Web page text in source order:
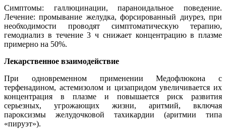
Симптомы: галлюцинации, параноидальное поведение.
Лечение: промывание желудка, форсированный диурез, при
необходимости проводят симптоматическую терапию,
гемодиализ в течение 3 ч снижает концентрацию в плазме
примерно на 50%.
Лекарственное взаимодействие
При одновременном применении Медофлюкона с
терфенадином, астемизолом и цизапридом увеличивается их
концентрация в плазме и повышается риск развития
серьезных, угрожающих жизни, аритмий, включая
пароксизмы желудочковой тахикардии (аритмии типа
«пируэт»).